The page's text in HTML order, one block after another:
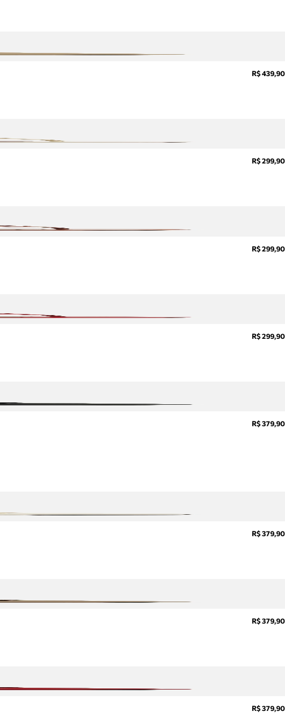
R$ 439,90
R$ 299,90
R$ 299,90
R$ 299,90
R$ 379,90
R$ 379,90
R$ 379,90
R$ 379,90